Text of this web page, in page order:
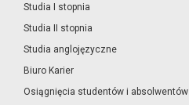
Studia I stopnia
Studia II stopnia
Studia anglojęzyczne
Biuro Karier
Osiągnięcia studentów i absolwentów